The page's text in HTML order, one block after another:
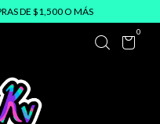
DE $1,500 O MÁS
0